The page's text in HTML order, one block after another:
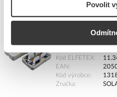
Povolit
SOLARIX Spojka
Krone 8p8c, čtyř
Kód ELFETEX
EAN
Kód výrobce
Značka